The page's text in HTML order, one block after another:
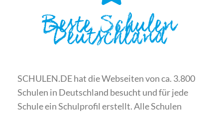
Beste Schulen
Deutschland
SCHULEN.DE hat die Webseiten von ca. 3.800
Schulen in Deutschland besucht und für jede
Schule ein Schulprofil erstellt. Alle Schulen